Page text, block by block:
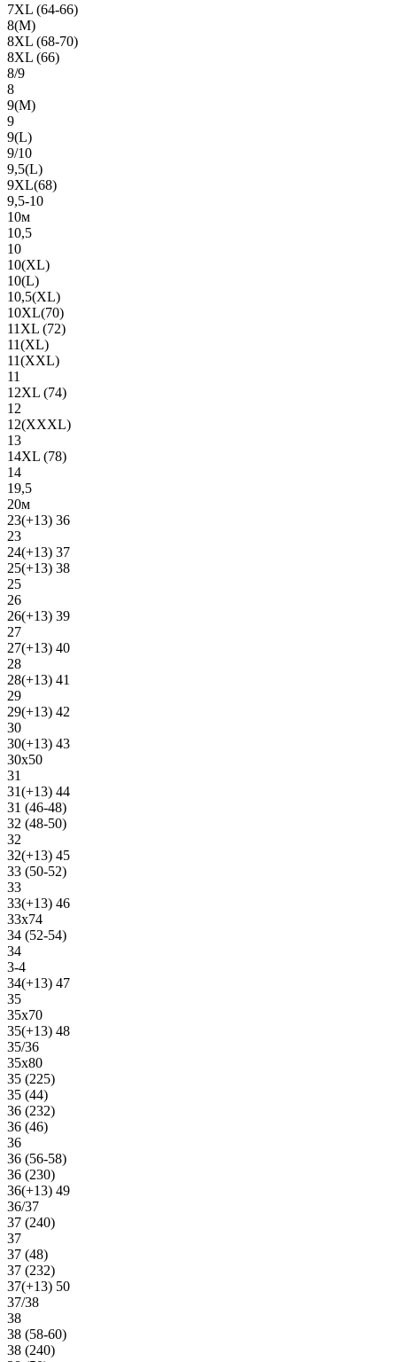
7XL (64-66)
8(М)
8XL (68-70)
8XL (66)
8/9
8
9(М)
9
9(L)
9/10
9,5(L)
9XL(68)
9,5-10
10м
10,5
10
10(XL)
10(L)
10,5(XL)
10XL(70)
11XL (72)
11(XL)
11(XXL)
11
12XL (74)
12
12(ХХХL)
13
14XL (78)
14
19,5
20м
23(+13) 36
23
24(+13) 37
25(+13) 38
25
26
26(+13) 39
27
27(+13) 40
28
28(+13) 41
29
29(+13) 42
30
30(+13) 43
30х50
31
31(+13) 44
31 (46-48)
32 (48-50)
32
32(+13) 45
33 (50-52)
33
33(+13) 46
33х74
34 (52-54)
34
3-4
34(+13) 47
35
35х70
35(+13) 48
35/36
35х80
35 (225)
35 (44)
36 (232)
36 (46)
36
36 (56-58)
36 (230)
36(+13) 49
36/37
37 (240)
37
37 (48)
37 (232)
37(+13) 50
37/38
38
38 (58-60)
38 (240)